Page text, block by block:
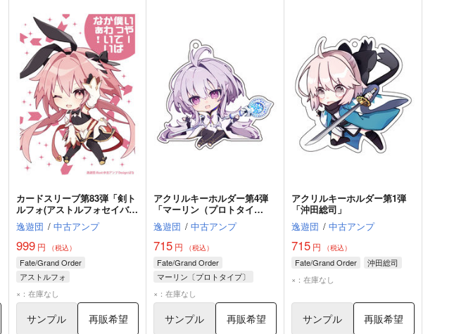
カードスリーブ第83弾「剣ト
ルフォ(アストルフォセイバ
ー)」
逸遊団 / 中古アンプ
999円 （税込）
Fate/Grand Order
アストルフォ
×：在庫なし
サンプル 再販希望
アクリルキーホルダー第4弾
「マーリン（プロトタイ
プ）」
逸遊団 / 中古アンプ
715 円 （税込）
Fate/Grand Order
マーリン〔プロトタイプ〕
×：在庫なし
サンプル 再販希望
アクリルキーホルダー第1弾
「沖田総司」
逸遊団 / 中古アンプ
715 円 （税込）
Fate/Grand Order
沖田総司
×：在庫なし
サンプル 再販希望